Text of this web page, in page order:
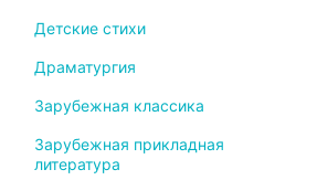
Детские стихи
Драматургия
Зарубежная классика
Зарубежная прикладная
литература